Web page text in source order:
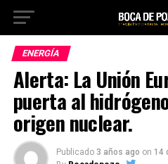
ENERGÍA
Alerta: La Unión
puerta al
origen nuclear.
Publicado 3 años ago on 14